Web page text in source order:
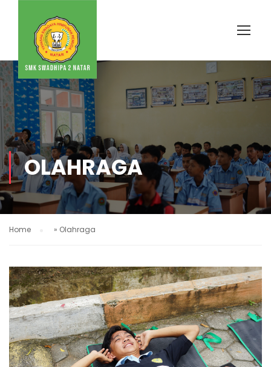
OLAHRAGA
Home » Olahraga